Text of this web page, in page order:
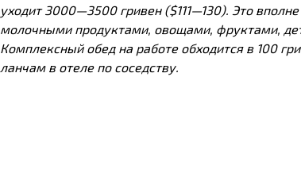
уходит 3000—3500 гривен ($111—130). Это
молочными продуктами, овощами, фруктами,
Комплексный обед на работе обходится в 100
ланчам в отеле по соседству.